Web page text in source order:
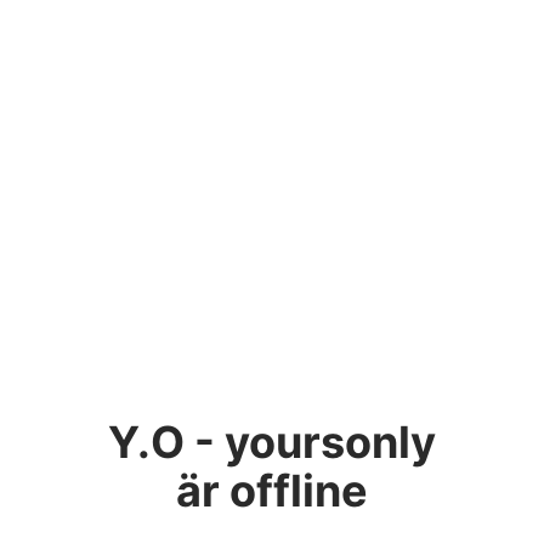
Y.O - yoursonly
är offline